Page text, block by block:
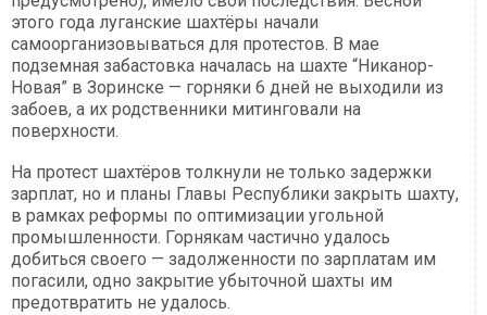
этого года луганские шахтёры начали
самоорганизовываться для протестов. В мае
подземная забастовка началась на шахте “Никанор-
Новая” в Зоринске — горняки 6 дней не выходили из
забоев, а их родственники митинговали на
поверхности.
На протест шахтёров толкнули не только задержки
зарплат, но и планы Главы Республики закрыть шахту,
в рамках реформы по оптимизации угольной
промышленности. Горнякам частично удалось
добиться своего — задолженности по зарплатам им
погасили, одно закрытие убыточной шахты им
предотвратить не удалось.